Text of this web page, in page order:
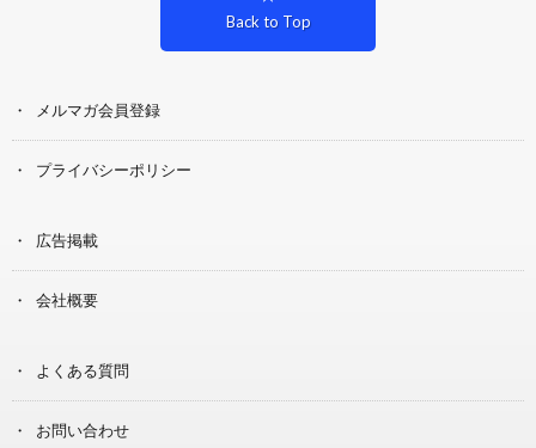
Back to Top
メルマガ会員登録
プライバシーポリシー
広告掲載
会社概要
よくある質問
お問い合わせ